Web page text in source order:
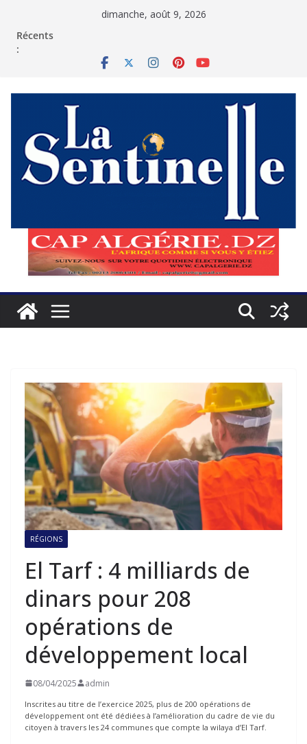
dimanche, août 9, 2026
Récents
:
RÉGIONS
El Tarf : 4 milliards de
dinars pour 208
opérations de
développement local
08/04/2025 admin
Inscrites au titre de l’exercice 2025, plus de 200 opérations de
développement ont été dédiées à l’amélioration du cadre de vie du
citoyen à travers les 24 communes que compte la wilaya d’El Tarf.